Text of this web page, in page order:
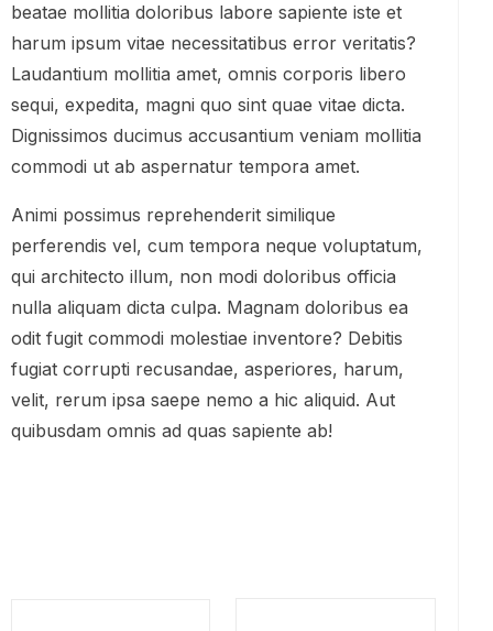
beatae mollitia doloribus labore sapiente iste et
harum ipsum vitae necessitatibus error veritatis?
Laudantium mollitia amet, omnis corporis libero
sequi, expedita, magni quo sint quae vitae dicta.
Dignissimos ducimus accusantium veniam mollitia
commodi ut ab aspernatur tempora amet.
Animi possimus reprehenderit similique
perferendis vel, cum tempora neque voluptatum,
qui architecto illum, non modi doloribus officia
nulla aliquam dicta culpa. Magnam doloribus ea
odit fugit commodi molestiae inventore? Debitis
fugiat corrupti recusandae, asperiores, harum,
velit, rerum ipsa saepe nemo a hic aliquid. Aut
quibusdam omnis ad quas sapiente ab!